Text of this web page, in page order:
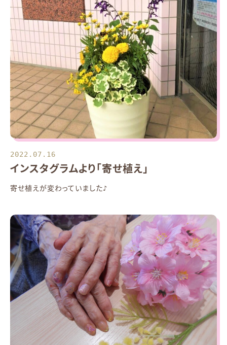
2022.07.16
インスタグラムより「寄せ植え」
寄せ植えが変わっていました♪